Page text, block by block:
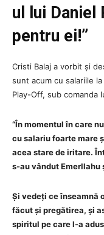
ul lui Daniel
pentru ei!”
Cristi Balaj a vorbit și
sunt acum cu salariile
Play-Off, sub comanda
“În momentul în care
cu salariu foarte mare
acea stare de iritare.
s-au vândut Emerllahu
Și vedeți ce înseamnă
făcut și pregătirea, și
spiritul pe care l-a